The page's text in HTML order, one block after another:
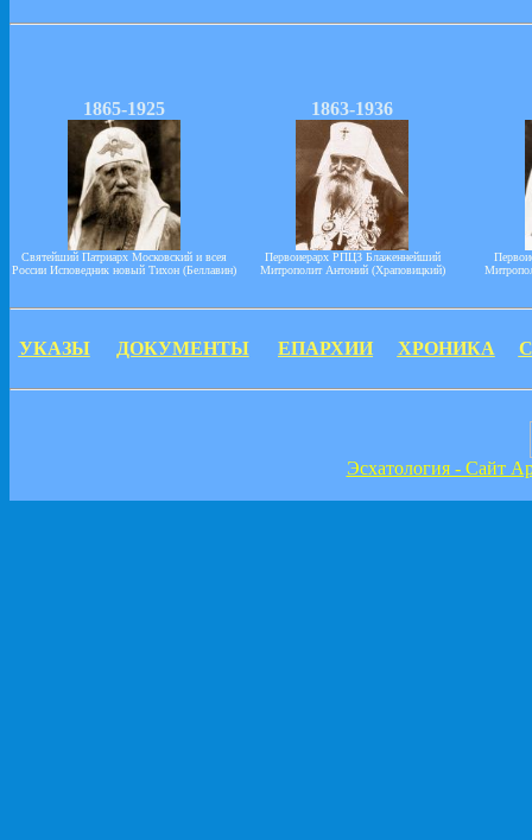
1865-1925
Святейший Патриарх Московский и всея
России Исповедник новый Тихон (Беллавин)
1863-1936
Первоиерарх РПЦЗ Блаженнейший
Митрополит Антоний (Храповицкий)
УКАЗЫ ДОКУМЕНТЫ ЕПАРХИИ ХРОНИКА
Эсхатология - Сайт